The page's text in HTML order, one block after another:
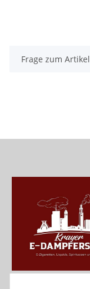
Frage zum Artikel